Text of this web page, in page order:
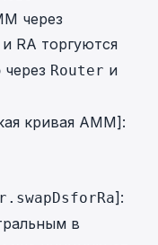
через
RA торгуются
через Router и
кривая AMM]:
]:
в